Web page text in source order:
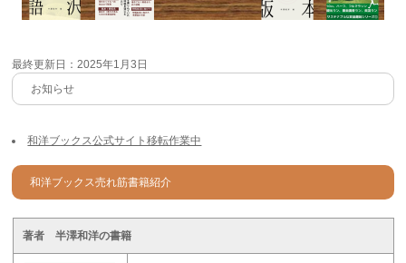
最終更新日：2025年1月3日
お知らせ
和洋ブックス公式サイト移転作業中
和洋ブックス売れ筋書籍紹介
著者 半澤和洋の書籍